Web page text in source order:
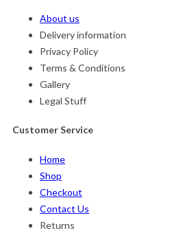
About us
Delivery information
Privacy Policy
Terms & Conditions
Gallery
Legal Stuff
Customer Service
Home
Shop
Checkout
Contact Us
Returns